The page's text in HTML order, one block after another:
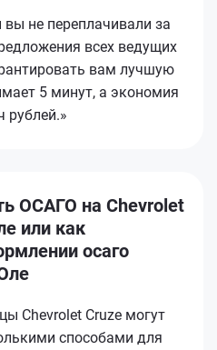
не переплачивали за
всех ведущих
вам лучшую
5 минут, а экономия
рублей.»
ОСАГО на Chevrolet
или как
осаго
Chevrolet Cruze могут
способами для